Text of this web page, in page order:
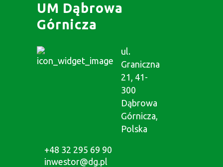
UM Dąbrowa
Górnicza
ul.
Graniczna
21, 41-
300
Dąbrowa
Górnicza,
Polska
+48 32 295 69 90
inwestor@dg.pl